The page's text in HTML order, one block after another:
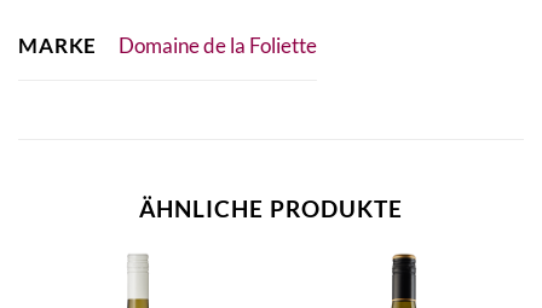
MARKE Domaine de la Foliette
ÄHNLICHE PRODUKTE